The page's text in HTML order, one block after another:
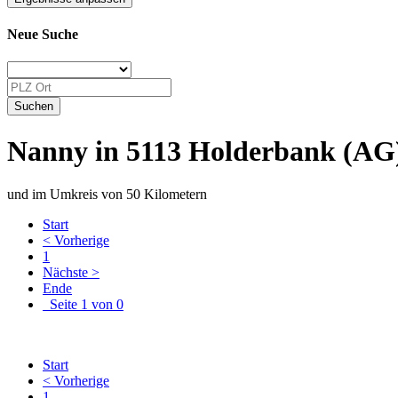
Neue Suche
Nanny in 5113 Holderbank
und im Umkreis von 50 Kilometern
Start
< Vorherige
1
Nächste >
Ende
Seite 1 von 0
Start
< Vorherige